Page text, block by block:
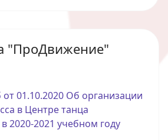
"ПроДвижение"
01.10.2020 Об организации
в Центре танца
2020-2021 учебном году